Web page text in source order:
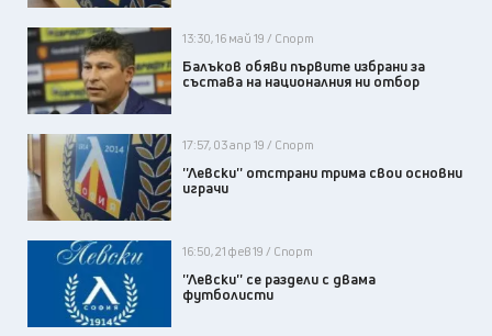
13:30, 16 май 19 / Спорт
Балъков обяви първите избрани за
състава на националния ни отбор
17:57, 03 апр 19 / Спорт
''Левски'' отстрани трима свои основни
играчи
16:50, 21 фев 19 / Спорт
''Левски'' се раздели с двама
футболисти